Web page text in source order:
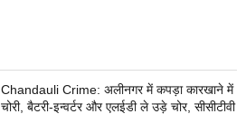
Chandauli Crime: अलीनगर में कपड़ा कारखाने में
चोरी, बैटरी-इन्वर्टर और एलईडी ले उड़े चोर, सीसीटीवी